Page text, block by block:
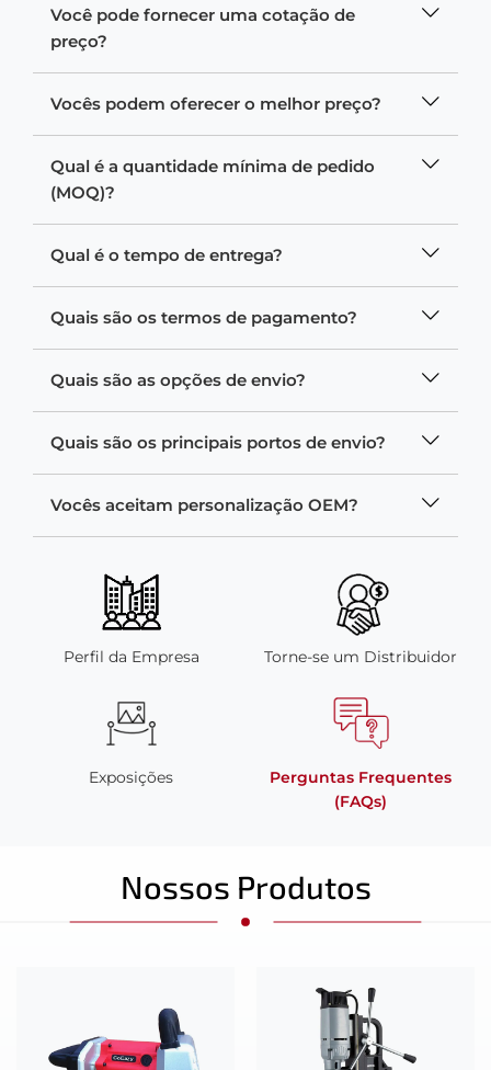
Você pode fornecer uma cotação de
preço?
Vocês podem oferecer o melhor preço?
Qual é a quantidade mínima de pedido
(MOQ)?
Qual é o tempo de entrega?
Quais são os termos de pagamento?
Quais são as opções de envio?
Quais são os principais portos de envio?
Vocês aceitam personalização OEM?
Perfil da Empresa Torne-se um Distribuidor
Exposições
Perguntas Frequentes
(FAQs)
Nossos Produtos